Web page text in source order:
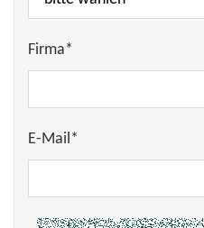
Firma*
E-Mail*